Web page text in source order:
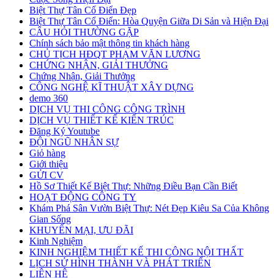
Biệt Thự Tân Cổ Điển Đẹp
Biệt Thự Tân Cổ Điển: Hòa Quyện Giữa Di Sản và Hiện Đại
CÂU HỎI THƯỜNG GẶP
Chính sách bảo mật thông tin khách hàng
CHỦ TỊCH HĐQT PHẠM VĂN LƯƠNG
CHỨNG NHẬN, GIẢI THƯỞNG
Chứng Nhận, Giải Thưởng
CÔNG NGHỆ KĨ THUẬT XÂY DỰNG
demo 360
DỊCH VỤ THI CÔNG CÔNG TRÌNH
DỊCH VỤ THIẾT KẾ KIẾN TRÚC
Đăng Ký Youtube
ĐỘI NGŨ NHÂN SỰ
Giỏ hàng
Giới thiệu
GỬI CV
Hồ Sơ Thiết Kế Biệt Thự: Những Điều Bạn Cần Biết
HOẠT ĐỘNG CÔNG TY
Khám Phá Sân Vườn Biệt Thự: Nét Đẹp Kiêu Sa Của Không
Gian Sống
KHUYẾN MẠI, ƯU ĐÃI
Kinh Nghiệm
KINH NGHIỆM THIẾT KẾ THI CÔNG NỘI THẤT
LỊCH SỬ HÌNH THÀNH VÀ PHÁT TRIỂN
LIÊN HỆ